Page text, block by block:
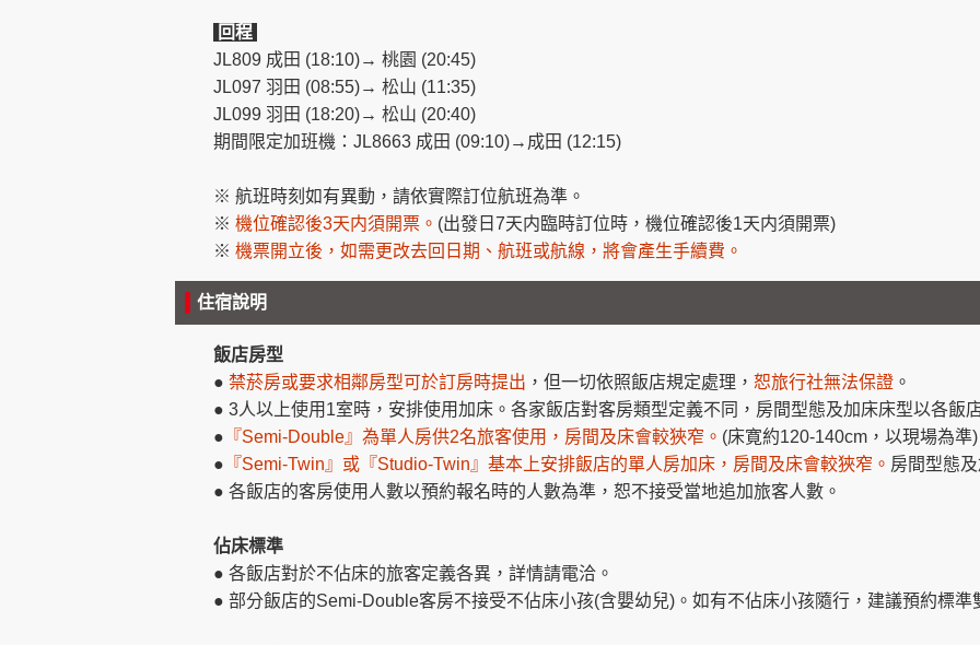
回程
JL809 成田 (18:10)→ 桃園 (20:45)
JL097 羽田 (08:55)→ 松山 (11:35)
JL099 羽田 (18:20)→ 松山 (20:40)
期間限定加班機：JL8663 成田 (09:10)→成田 (12:15)
※ 航班時刻如有異動，請依實際訂位航班為準。
※ 機位確認後3天内須開票。 (出發日7天内臨時訂位時，機位確認後1天内須開票)
※ 機票開立後，如需更改去回日期、航班或航線，將會產生手續費。
住宿說明
飯店房型
● 禁菸房或要求相鄰房型可於訂房時提出 ，但一切依照飯店規定處理， 恕旅行社無法保證 。
● 3人以上使用1室時，安排使用加床。各家飯店對客房類型定義不同，房間型態及加床床型以各飯
● 『Semi-Double』 為單人房供2名旅客使用，房間及床會較狹窄。 (床寛約120-140cm，以現場為準)
● 『Semi-Twin』或『Studio-Twin』 基本上安排飯店的單人房加床，房間及床會較狹窄 。 房間型態
● 各飯店的客房使用人數以預約報名時的人數為準，恕不接受當地追加旅客人數。
佔床標準
● 各飯店對於不佔床的旅客定義各異，詳情請電洽。
● 部分飯店的Semi-Double客房不接受不佔床小孩(含嬰幼兒)。如有不佔床小孩隨行，建議預約標準